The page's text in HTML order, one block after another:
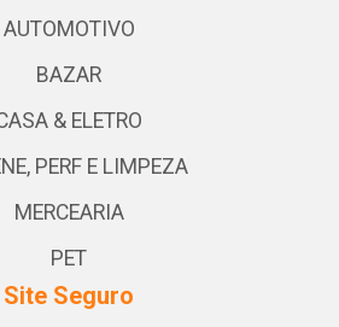
AUTOMOTIVO
BAZAR
& ELETRO
PERF E LIMPEZA
MERCEARIA
PET
Site Seguro